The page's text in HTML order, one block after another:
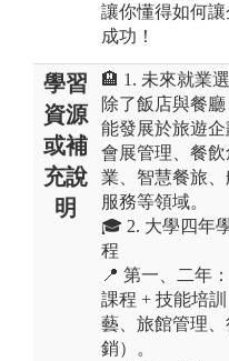
讓你懂得如何讓
成功！
學習
資源
或補
充說
明
🏨 1. 未來就業
除了飯店與餐廳
能發展於旅遊企
會展管理、餐飲
業、智慧餐旅、
服務等領域。
🎓 2. 大學四年
程
📍 第一、二年
課程 + 技能培
藝、旅館管理、
銷）。